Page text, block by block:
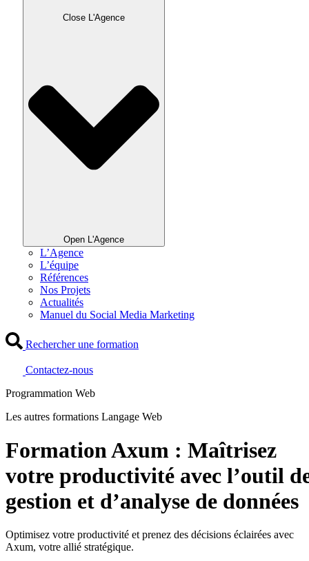
Close L'Agence
Open L'Agence
L’Agence
L’équipe
Références
Nos Projets
Actualités
Manuel du Social Media Marketing
Rechercher une formation
Contactez-nous
Programmation Web
Les autres formations Langage Web
Formation Axum : Maîtrisez
votre productivité avec l’outil
gestion et d’analyse de données
Optimisez votre productivité et prenez des décisions éclairées avec
Axum, votre allié stratégique.